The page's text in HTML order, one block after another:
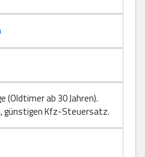
(Oldtimer ab 30 Jahren).
günstigen Kfz-Steuersatz.